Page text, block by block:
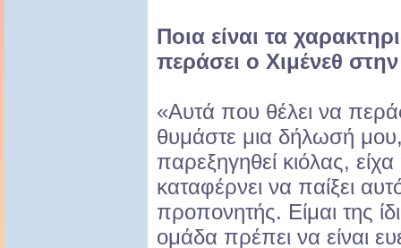
Ποια είναι τα
περάσει ο Χιμένεθ
«Αυτά που θέλει να
θυμάστε μια δήλωσή
παρεξηγηθεί κιόλας,
καταφέρνει να παίξει
προπονητής. Είμαι της
ομάδα πρέπει να είναι